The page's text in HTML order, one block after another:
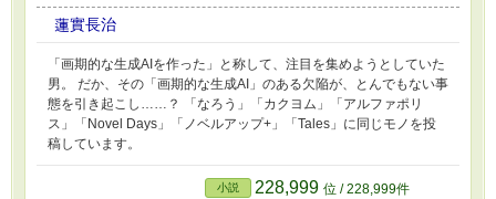
蓮實長治
「画期的な生成AIを作った」と称して、注目を集めようとしていた
男。 だか、その「画期的な生成AI」のある欠陥が、とんでもない事
態を引き起こし……？ 「なろう」「カクヨム」「アルファポリ
ス」「Novel Days」「ノベルアップ+」「Tales」に同じモノを投
稿しています。
小説 228,999 位 / 228,999件